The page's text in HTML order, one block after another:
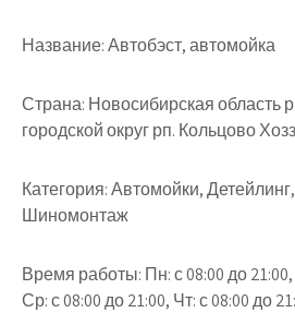
Название:Автобэст, автомойка
Страна: Новосибирская область
городской округ рп. Кольцово
Категория:Автомойки,
Шиномонтаж
Время работы: Пн: с 08:00 до
Ср: с 08:00 до 21:00, Чт: с 08:00 до